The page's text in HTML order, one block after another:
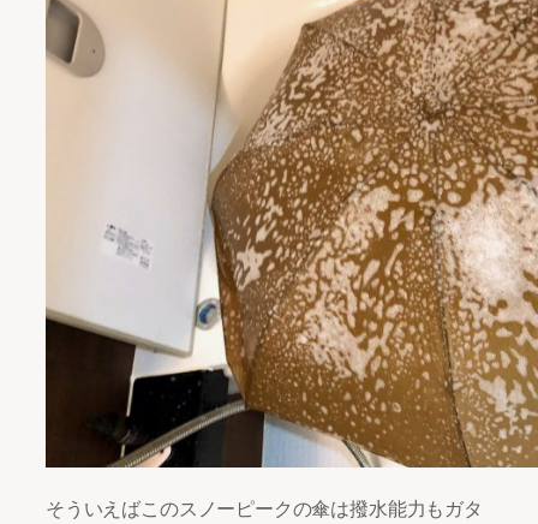
そういえばこのスノーピークの傘は撥水能力もガタ